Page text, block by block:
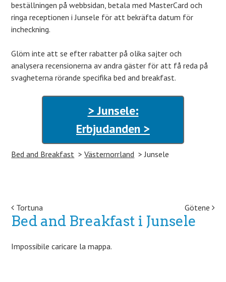
beställningen på webbsidan, betala med MasterCard och
ringa receptionen i Junsele för att bekräfta datum för
incheckning.
Glöm inte att se efter rabatter på olika sajter och
analysera recensionerna av andra gäster för att få reda på
svagheterna rörande specifika bed and breakfast.
> Junsele:
Erbjudanden >
Bed and Breakfast Västernorrland Junsele
Post navigation
Tortuna Götene
Bed and Breakfast i Junsele
Impossibile caricare la mappa.